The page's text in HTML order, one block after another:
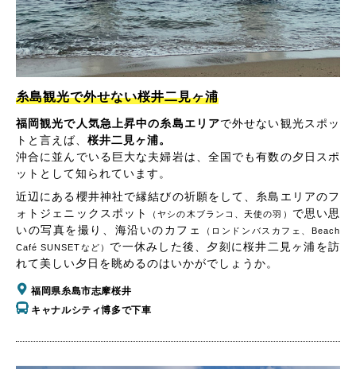
糸島観光で外せない桜井二見ヶ浦
福岡観光で人気急上昇中の糸島エリアで外せない観光スポッ
トと言えば、 桜井二見ヶ浦。
沖合に並んでいる巨大な夫婦岩は、全国でも有数の夕日スポ
ットとして知られています。
近辺にある櫻井神社で縁結びの祈願をして、糸島エリアのフ
ォトジェニックスポット
（ヤシの木ブランコ、天使の羽）
で思い思
いの写真を撮り、海沿いのカフェ
（ロンドンバスカフェ、Beach
Café SUNSETなど） で一休みした後、夕刻に桜井二見ヶ浦を訪
れて美しい夕日を眺めるのはいかがでしょうか。
福岡県糸島市志摩桜井
キャナルシティ博多で下車